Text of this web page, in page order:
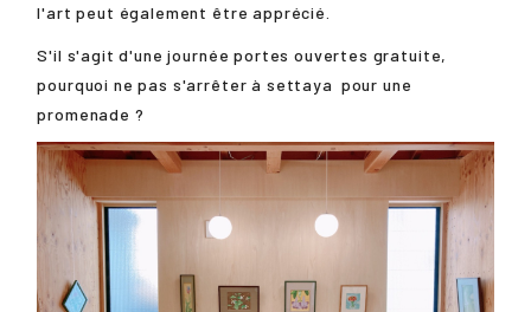
l'art peut également être apprécié.
S'il s'agit d'une journée portes ouvertes gratuite,
pourquoi ne pas s'arrêter à settaya pour une
promenade ?